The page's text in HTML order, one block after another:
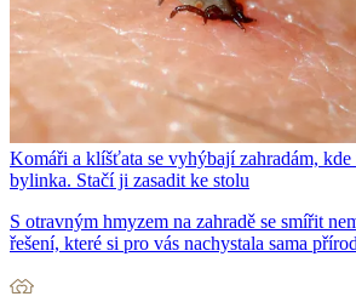
Komáři a klíšťata se vyhýbají zahradám, kde
bylinka. Stačí ji zasadit ke stolu
S otravným hmyzem na zahradě se smířit
řešení, které si pro vás nachystala sama